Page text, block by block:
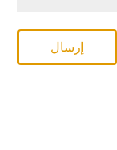
إرسال